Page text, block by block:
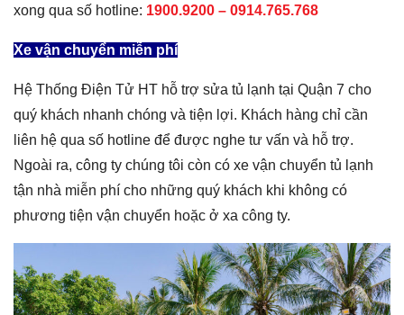
xong qua số hotline: 1900.9200 – 0914.765.768
Xe vận chuyển miễn phí
Hệ Thống Điện Tử HT hỗ trợ sửa tủ lạnh tại Quận 7 cho
quý khách nhanh chóng và tiện lợi. Khách hàng chỉ cần
liên hệ qua số hotline để được nghe tư vấn và hỗ trợ.
Ngoài ra, công ty chúng tôi còn có xe vận chuyển tủ lạnh
tận nhà miễn phí cho những quý khách khi không có
phương tiện vận chuyển hoặc ở xa công ty.